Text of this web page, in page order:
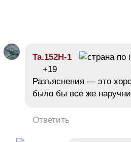
Ta.152H-1
+19
Разъяснения — это
было бы все же
Ответить